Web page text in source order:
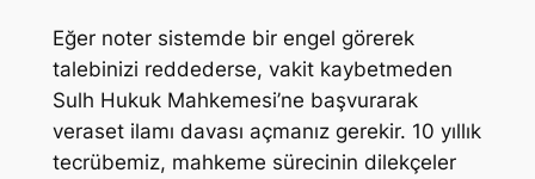
Eğer noter sistemde bir engel görerek
talebinizi reddederse, vakit kaybetmeden
Sulh Hukuk Mahkemesi’ne başvurarak
veraset ilamı davası açmanız gerekir. 10 yıllık
tecrübemiz, mahkeme sürecinin dilekçeler